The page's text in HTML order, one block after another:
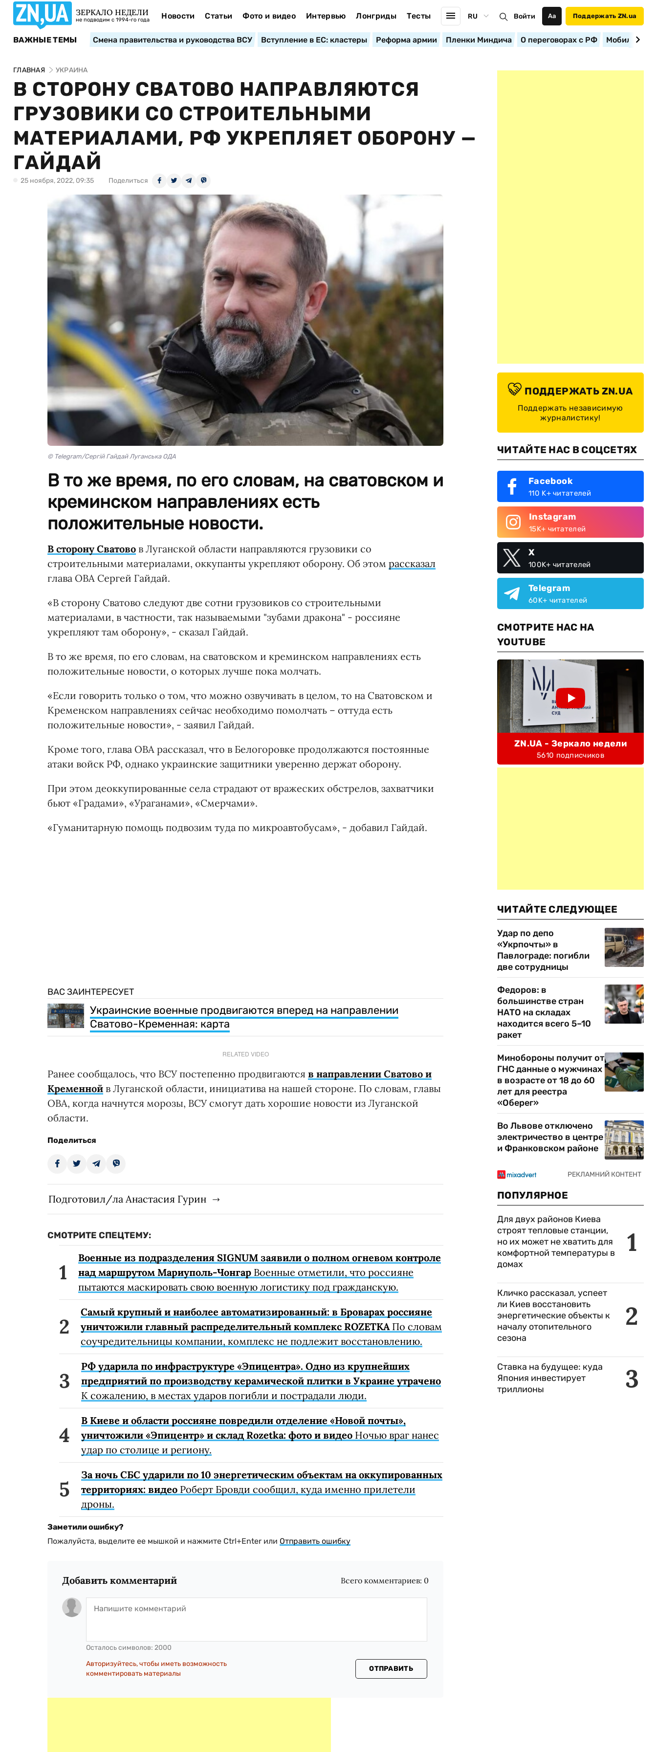
ЗЕРКАЛО НЕДЕЛИ
не подводим с 1994-го года Новости Статьи Фото и видео Интервью Лонгриды Тесты RU Войти Аа Поддержать ZN.ua
ВАЖНЫЕ ТЕМЫ Смена правительства и руководства ВСУ Вступление в ЕС: кластеры Реформа армии Пленки Миндича О переговорах с РФ
ГЛАВНАЯ УКРАИНА
В СТОРОНУ СВАТОВО НАПРАВЛЯЮТСЯ
ГРУЗОВИКИ СО СТРОИТЕЛЬНЫМИ
МАТЕРИАЛАМИ, РФ УКРЕПЛЯЕТ ОБОРОНУ —
ГАЙДАЙ
25 ноября, 2022, 09:35 Поделиться
© Telegram/Сергій Гайдай Луганська ОДА
В то же время, по его словам, на сватовском и
креминском направлениях есть
положительные новости.
В сторону Сватово в Луганской области направляются грузовики со
строительными материалами, оккупанты укрепляют оборону. Об этом рассказал
глава ОВА Сергей Гайдай.
«В сторону Сватово следуют две сотни грузовиков со строительными
материалами, в частности, так называемыми "зубами дракона" - россияне
укрепляют там оборону», - сказал Гайдай.
В то же время, по его словам, на сватовском и креминском направлениях есть
положительные новости, о которых лучше пока молчать.
«Если говорить только о том, что можно озвучивать в целом, то на Сватовском и
Кременском направлениях сейчас необходимо помолчать – оттуда есть
положительные новости», - заявил Гайдай.
Кроме того, глава ОВА рассказал, что в Белогоровке продолжаются постоянные
атаки войск РФ, однако украинские защитники уверенно держат оборону.
При этом деоккупированные села страдают от вражеских обстрелов, захватчики
бьют «Градами», «Ураганами», «Смерчами».
«Гуманитарную помощь подвозим туда по микроавтобусам», - добавил Гайдай.
ВАС ЗАИНТЕРЕСУЕТ
Украинские военные продвигаются вперед на направлении
Сватово-Кременная: карта
RELATED VIDEO
Ранее сообщалось, что ВСУ постепенно продвигаются в направлении Сватово и
Кременной в Луганской области, инициатива на нашей стороне. По словам, главы
ОВА, когда начнутся морозы, ВСУ смогут дать хорошие новости из Луганской
области.
Поделиться
Подготовил/ла Анастасия Гурин
СМОТРИТЕ СПЕЦТЕМУ:
Военные из подразделения SIGNUM заявили о полном огневом контроле
над маршрутом Мариуполь-Чонгар Военные отметили, что россияне
пытаются маскировать свою военную логистику под гражданскую.
Самый крупный и наиболее автоматизированный: в Броварах россияне
уничтожили главный распределительный комплекс ROZETKAПо словам
соучредительницы компании, комплекс не подлежит восстановлению.
РФ ударила по инфраструктуре «Эпицентра». Одно из крупнейших
предприятий по производству керамической плитки в Украине утрачено
К сожалению, в местах ударов погибли и пострадали люди.
В Киеве и области россияне повредили отделение «Новой почты»,
уничтожили «Эпицентр» и склад Rozetka: фото и видео Ночью враг нанес
удар по столице и региону.
За ночь СБС ударили по 10 энергетическим объектам на оккупированных
территориях: видео Роберт Бровди сообщил, куда именно прилетели
дроны.
Заметили ошибку?
Пожалуйста, выделите ее мышкой и нажмите Ctrl+Enter или Отправить ошибку
Добавить комментарий Всего комментариев: 0
Осталось символов: 2000
Авторизуйтесь, чтобы иметь возможность
комментировать материалы
ОТПРАВИТЬ
ПОДДЕРЖАТЬ ZN.UA
Поддержать независимую
журналистику!
ЧИТАЙТЕ НАС В СОЦСЕТЯХ
Facebook
110 K+ читателей
Instagram
15K+ читателей
X
100K+ читателей
Telegram
60K+ читателей
СМОТРИТЕ НАС НА
YOUTUBE
ZN.UA - Зеркало недели
5610 подписчиков
ЧИТАЙТЕ СЛЕДУЮЩЕЕ
Удар по депо
«Укрпочты» в
Павлограде: погибли
две сотрудницы
Федоров: в
большинстве стран
НАТО на складах
находится всего 5–10
ракет
Минобороны получит от
ГНС данные о мужчинах
в возрасте от 18 до 60
лет для реестра
«Оберег»
Во Львове отключено
электричество в центре
и Франковском районе
ПОПУЛЯРНОЕ
1
Для двух районов Киева
строят тепловые станции,
но их может не хватить для
комфортной температуры в
домах
2
Кличко рассказал, успеет
ли Киев восстановить
энергетические объекты к
началу отопительного
сезона
3
Ставка на будущее: куда
Япония инвестирует
триллионы